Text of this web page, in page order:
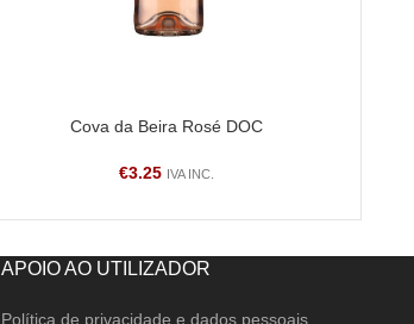
Cova da Beira Rosé DOC
€3.25 IVA INC.
APOIO AO UTILIZADOR
Política de privacidade e dados pessoais